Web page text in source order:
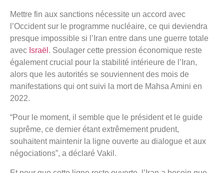
Mettre fin aux sanctions nécessite un accord avec
l’Occident sur le programme nucléaire, ce qui deviendra
presque impossible si l’Iran entre dans une guerre totale
avec Israël . Soulager cette pression économique reste
également crucial pour la stabilité intérieure de l’Iran,
alors que les autorités se souviennent des mois de
manifestations qui ont suivi la mort de Mahsa Amini en
2022.
“Pour le moment, il semble que le président et le guide
suprême, ce dernier étant extrêmement prudent,
souhaitent maintenir la ligne ouverte au dialogue et aux
négociations”, a déclaré Vakil.